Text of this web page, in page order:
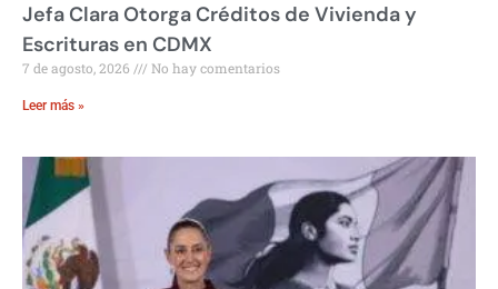
Jefa Clara Otorga Créditos de Vivienda y
Escrituras en CDMX
7 de agosto, 2026 No hay comentarios
Leer más »